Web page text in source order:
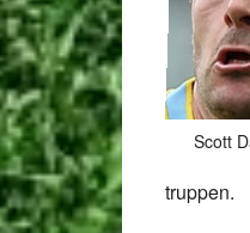
Scott
truppen.